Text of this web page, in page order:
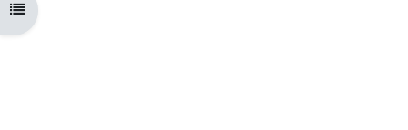
Abrir índice da disciplina